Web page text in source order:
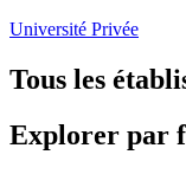
Université Privée
Tous les
Explorer par